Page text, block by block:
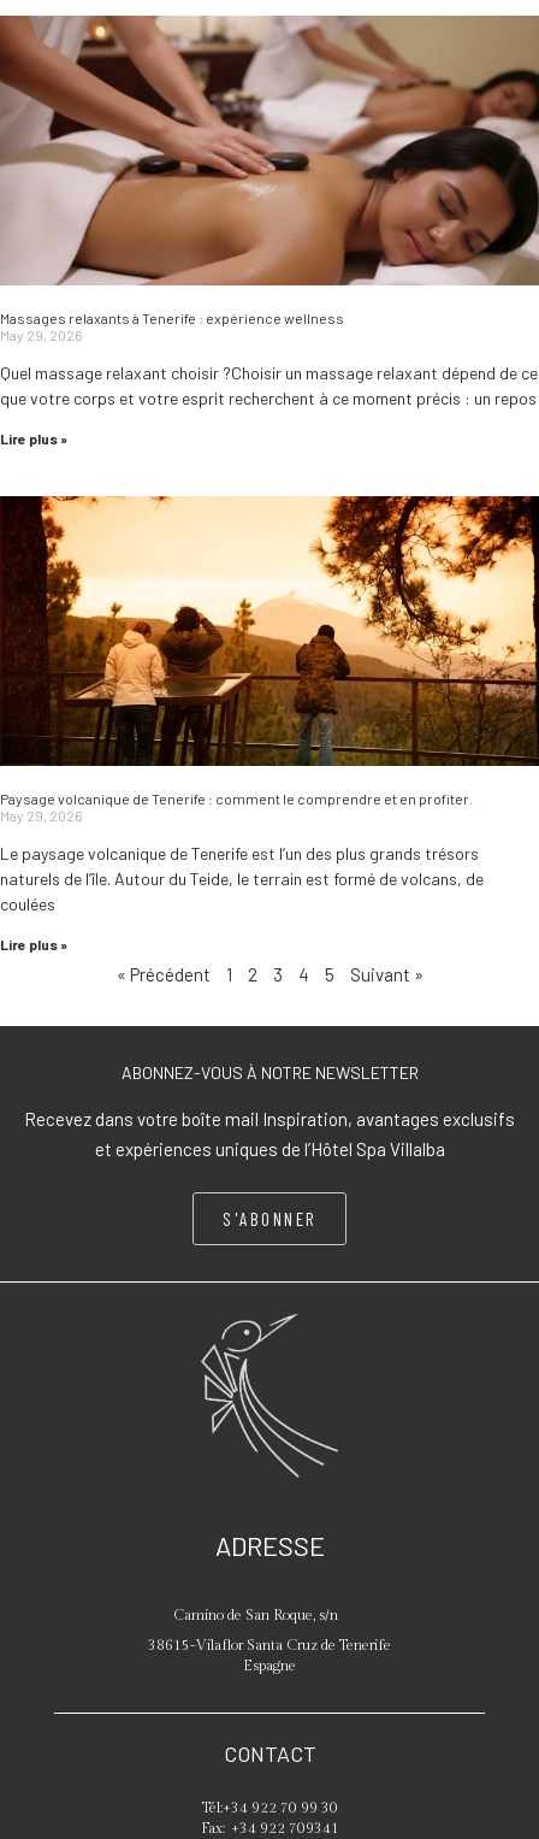
Massages relaxants à Tenerife : expérience wellness
May 29, 2026
Quel massage relaxant choisir ?Choisir un massage relaxant dépend de ce
que votre corps et votre esprit recherchent à ce moment précis : un repos
Lire plus »
Paysage volcanique de Tenerife : comment le comprendre et en profiter.
May 29, 2026
Le paysage volcanique de Tenerife est l’un des plus grands trésors
naturels de l’île. Autour du Teide, le terrain est formé de volcans, de
coulées
Lire plus »
« Précédent 1 2 3 4 5 Suivant »
ABONNEZ-VOUS À NOTRE NEWSLETTER
Recevez dans votre boîte mail Inspiration, avantages exclusifs
et expériences uniques de l’Hôtel Spa Villalba
S'ABONNER
ADRESSE
Camino de San Roque, s/n
38615-Vilaflor Santa Cruz de Tenerife
Espagne
CONTACT
Tél:+34 922 70 99 30
Fax: +34 922 709341